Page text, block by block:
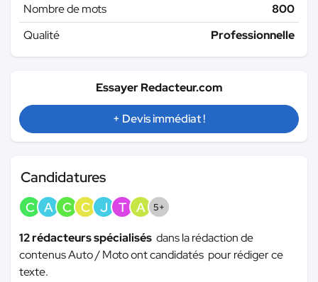
Nombre de mots
800
Qualité
Professionnelle
Essayer Redacteur.com
+ Devis immédiat !
Candidatures
C A C C J T A 5+
12 rédacteurs spécialisés dans la rédaction de
contenus Auto / Moto ont candidatés pour rédiger ce
texte.